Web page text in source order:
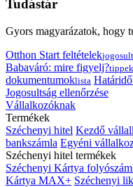
Tudástár
Gyors magyarázatok, hogy
Otthon Start feltételek
Babaváró: mire figyelj?tippek
dokumentumoklista
Jogosultság ellenőrzése
Vállalkozóknak
Termékek
Széchenyi hitel Kezdő
bankszámla Egyéni
Széchenyi hitel termékek
Széchenyi Kártya
Kártya MAX+ Széchenyi